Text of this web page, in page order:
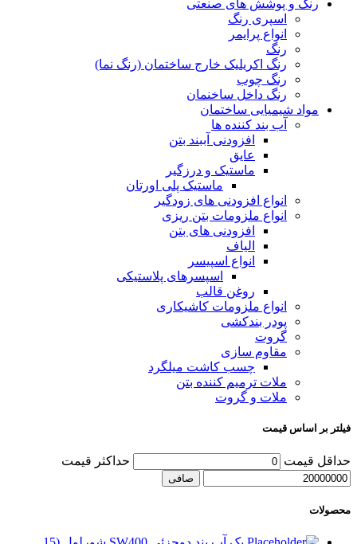
رنگ و پوشش های صنعتی
اسپری رنگ
انواع پرایمر
رنگ
رنگ اکریلیک خارج ساختمان (رنگ نما)
رنگ چوب
رنگ داخل ساخنمان
مواد شیمیایی ساختمان
آب بند کننده ها
افزودنی آببند بتن
عایق
ماستیک و درزگیر
ماستیک پلی اورتان
انواع افزودنی های زودگیر
انواع ملزومات بتن ریزی
افزودنی های بتن
الیاف
انواع اسپیسر
اسپسرهای پلاستیکی
روغن قالب
انواع ملزومات کاشیکاری
پودر بندکشی
گروت
مقاوم سازی
چسب کاشت میلگرد
ملات ترمیم کننده بتن
ملات و گروت
فیلتر بر اساس قیمت
حداقل قیمت حداكثر قيمت
صافی
محصولات